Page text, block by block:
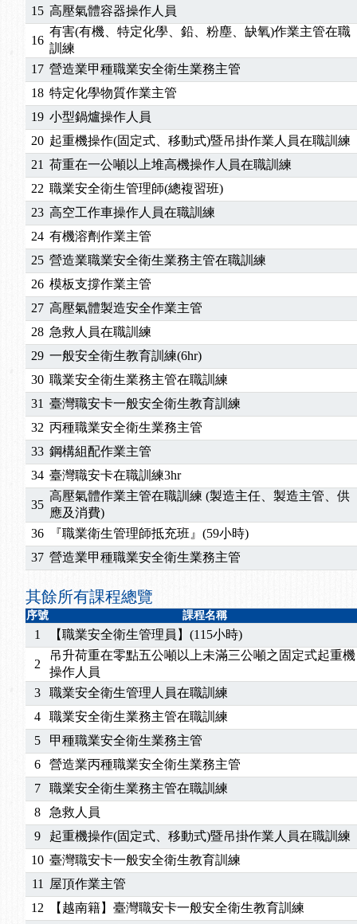
15 高壓氣體容器操作人員
16
有害(有機、特定化學、鉛、粉塵、缺氧)作業主管在職
訓練
17 營造業甲種職業安全衛生業務主管
18 特定化學物質作業主管
19 小型鍋爐操作人員
20 起重機操作(固定式、移動式)暨吊掛作業人員在職訓練
21 荷重在一公噸以上堆高機操作人員在職訓練
22 職業安全衛生管理師(總複習班)
23 高空工作車操作人員在職訓練
24 有機溶劑作業主管
25 營造業職業安全衛生業務主管在職訓練
26 模板支撐作業主管
27 高壓氣體製造安全作業主管
28 急救人員在職訓練
29 一般安全衛生教育訓練(6hr)
30 職業安全衛生業務主管在職訓練
31 臺灣職安卡一般安全衛生教育訓練
32 丙種職業安全衛生業務主管
33 鋼構組配作業主管
34 臺灣職安卡在職訓練3hr
35
高壓氣體作業主管在職訓練 (製造主任、製造主管、供
應及消費)
36
『職業衛生管理師抵充班』(59小時)
37 營造業甲種職業安全衛生業務主管
其餘所有課程總覽
序號 課程名稱
1 【職業安全衛生管理員】(115小時)
2
吊升荷重在零點五公噸以上未滿三公噸之固定式起重機
操作人員
3
職業安全衛生管理人員在職訓練
4
職業安全衛生業務主管在職訓練
5
甲種職業安全衛生業務主管
6
營造業丙種職業安全衛生業務主管
7
職業安全衛生業務主管在職訓練
8
急救人員
9
起重機操作(固定式、移動式)暨吊掛作業人員在職訓練
10 臺灣職安卡一般安全衛生教育訓練
11
屋頂作業主管
12
【越南籍】臺灣職安卡一般安全衛生教育訓練